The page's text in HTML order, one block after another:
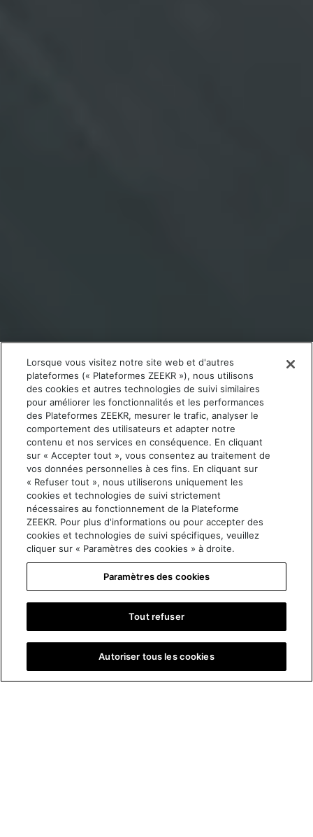
Réservez votre essai
Configurez votre Zeekr 001
Lorsque vous visitez notre site web et d'autres
plateformes (« Plateformes ZEEKR »), nous utilisons
des cookies et autres technologies de suivi similaires
pour améliorer les fonctionnalités et les performances
des Plateformes ZEEKR, mesurer le trafic, analyser le
comportement des utilisateurs et adapter notre
contenu et nos services en conséquence. En cliquant
sur « Accepter tout », vous consentez au traitement de
vos données personnelles à ces fins. En cliquant sur
« Refuser tout », nous utiliserons uniquement les
cookies et technologies de suivi strictement
nécessaires au fonctionnement de la Plateforme
ZEEKR. Pour plus d'informations ou pour accepter des
cookies et technologies de suivi spécifiques, veuillez
cliquer sur « Paramètres des cookies » à droite.
Paramètres des cookies
Tout refuser
Autoriser tous les cookies